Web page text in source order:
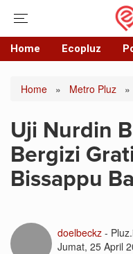
Home Ecopluz
Home » Metro Pluz »
Uji Nurdin
Bergizi
Bissappu
doelbeckz -
Jumat, 25 April